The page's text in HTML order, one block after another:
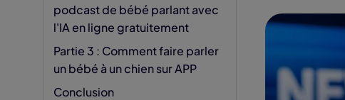
podcast de bébé parlant avec
l'IA en ligne gratuitement
Partie 3 : Comment faire parler
un bébé à un chien sur APP
Conclusion